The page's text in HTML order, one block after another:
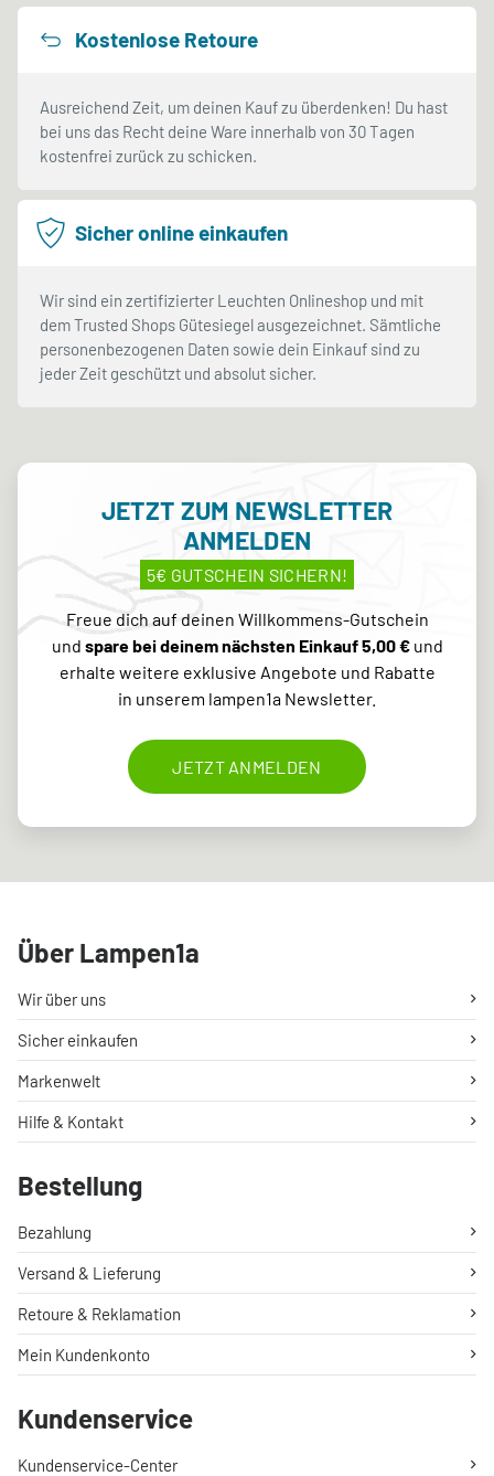
Kostenlose Retoure
Ausreichend Zeit, um deinen Kauf zu überdenken! Du hast
bei uns das Recht deine Ware innerhalb von 30 Tagen
kostenfrei zurück zu schicken.
Sicher online einkaufen
Wir sind ein zertifizierter Leuchten Onlineshop und mit
dem Trusted Shops Gütesiegel ausgezeichnet. Sämtliche
personenbezogenen Daten sowie dein Einkauf sind zu
jeder Zeit geschützt und absolut sicher.
JETZT ZUM NEWSLETTER
ANMELDEN
5€ GUTSCHEIN SICHERN!
Freue dich auf deinen Willkommens-Gutschein
und spare bei deinem nächsten Einkauf 5,00 €und
erhalte weitere exklusive Angebote und Rabatte
in unserem lampen1a Newsletter.
JETZT ANMELDEN
Über Lampen1a
Wir über uns
Sicher einkaufen
Markenwelt
Hilfe & Kontakt
Bestellung
Bezahlung
Versand & Lieferung
Retoure & Reklamation
Mein Kundenkonto
Kundenservice
Kundenservice-Center